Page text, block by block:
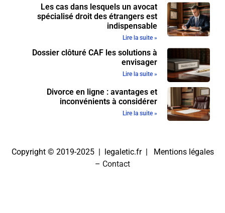
Les cas dans lesquels un avocat
spécialisé droit des étrangers est
indispensable
Lire la suite »
Dossier clôturé CAF les solutions à
envisager
Lire la suite »
Divorce en ligne : avantages et
inconvénients à considérer
Lire la suite »
Copyright © 2019-2025 | legaletic.fr | Mentions légales
– Contact